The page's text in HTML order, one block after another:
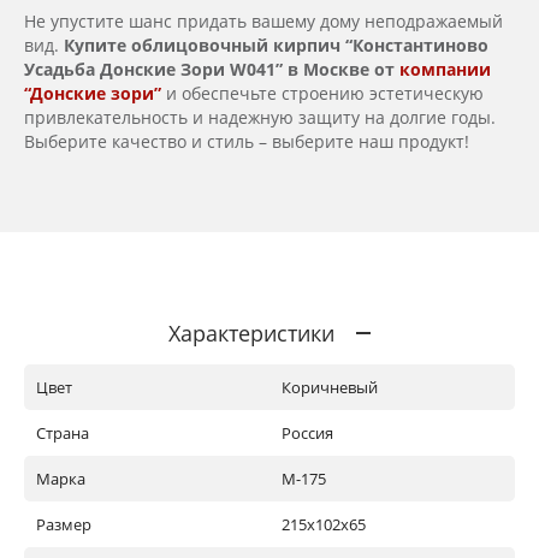
Не упустите шанс придать вашему дому неподражаемый
вид. Купите облицовочный кирпич “Константиново
Усадьба Донские Зори W041” в Москве от компании
“Донские зори” и обеспечьте строению эстетическую
привлекательность и надежную защиту на долгие годы.
Выберите качество и стиль – выберите наш продукт!
Характеристики
Цвет Коричневый
Страна Россия
Марка М-175
Размер 215х102х65